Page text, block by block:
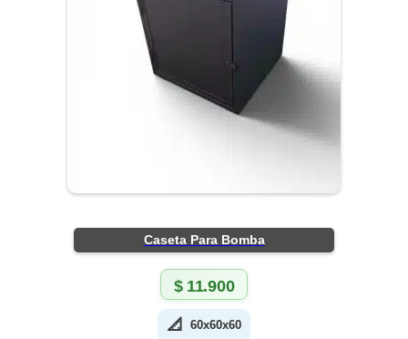
Caseta Para Bomba
$11.900
📐 60x60x60